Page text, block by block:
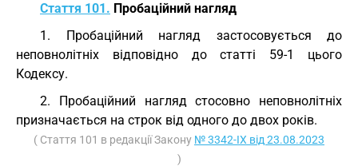
Стаття 101. Пробаційний нагляд
1. Пробаційний нагляд застосовується до
неповнолітніх відповідно до статті 59-1 цього
Кодексу.
2. Пробаційний нагляд стосовно неповнолітніх
призначається на строк від одного до двох років.
( Стаття 101 в редакції Закону № 3342-IX від 23.08.2023
)